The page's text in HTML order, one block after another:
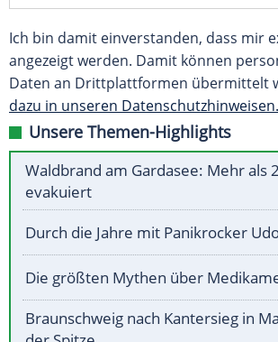
Ich bin damit einverstanden, dass mir
angezeigt werden. Damit können
Daten an Drittplattformen übermittelt
dazu in unseren Datenschutzhinweisen.
Unsere Themen-Highlights
Waldbrand am Gardasee: Mehr als
evakuiert
Durch die Jahre mit Panikrocker
Die größten Mythen über
Braunschweig nach Kantersieg in